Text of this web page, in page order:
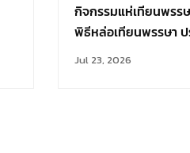
กิจกรรมแห่เทียนพรร
พิธีหล่อเทียนพรรษา ป
การศึกษา 2569
Jul 23, 2026